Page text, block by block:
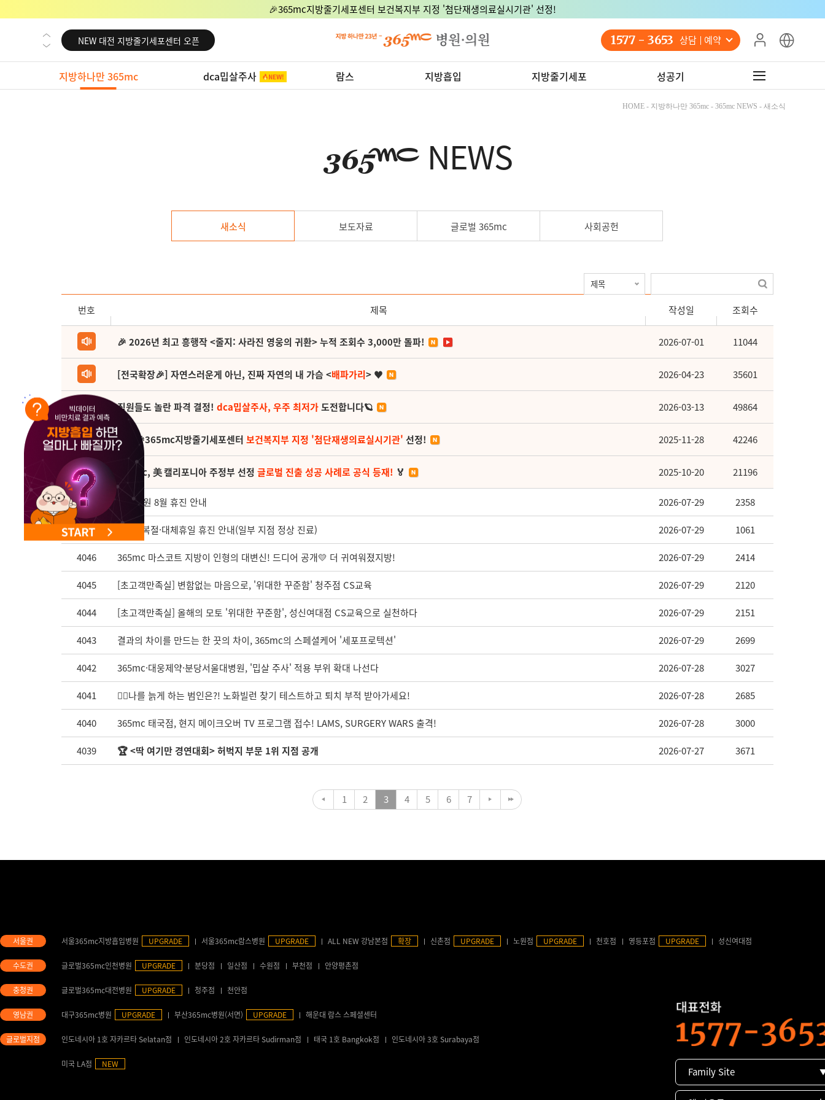
🎉365mc지방줄기세포센터 보건복지부 지정 '첨단재생의료실시기관' 선정!
NEW 교대 지방줄기세포센터 오픈
NEW 대전 지방줄기세포센터 오픈
NEW 노원 지방줄기세포센터 오픈
NEW 미국 LA점 오픈
NEW 미국 LA점 오픈
1577 - 3653 상담 예약
지방하나만 365mc dca밉살주사 람스 지방흡입 지방줄기세포 성공기
HOME - 지방하나만 365mc - 365mc NEWS - 새소식
NEWS
새소식 보도자료 글로벌 365mc 사회공헌
번호 제목 작성일 조회수
🎉 2026년 최고 흥행작 <줄지: 사라진 영웅의 귀환> 누적 조회수 3,000만 돌파! 2026-07-01 11044
[전국확장🎉] 자연스러운게 아닌, 진짜 자연의 내 가슴 <배파가리> ♥ 2026-04-23 35601
직원들도 놀란 파격 결정! dca밉살주사, 우주 최저가도전합니다🪐 2026-03-13 49864
(축) 🎉365mc지방줄기세포센터 보건복지부 지정 '첨단재생의료실시기관' 선정! 2025-11-28 42246
365mc, 美 캘리포니아 주정부 선정 글로벌 진출 성공 사례로 공식 등재! 🏅 2025-10-20 21196
4048 대구병원 8월 휴진 안내 2026-07-29 2358
4047 8월 광복절·대체휴일 휴진 안내(일부 지점 정상 진료) 2026-07-29 1061
4046 365mc 마스코트 지방이 인형의 대변신! 드디어 공개💛 더 귀여워졌지방! 2026-07-29 2414
4045 [초고객만족실] 변함없는 마음으로, '위대한 꾸준함' 청주점 CS교육 2026-07-29 2120
4044 [초고객만족실] 올해의 모토 '위대한 꾸준함', 성신여대점 CS교육으로 실천하다 2026-07-29 2151
4043 결과의 차이를 만드는 한 끗의 차이, 365mc의 스페셜케어 '세포프로텍션' 2026-07-29 2699
4042 365mc·대웅제약·분당서울대병원, '밉살 주사' 적용 부위 확대 나선다 2026-07-28 3027
4041 🦹‍♀️나를 늙게 하는 범인은?! 노화빌런 찾기 테스트하고 퇴치 부적 받아가세요! 2026-07-28 2685
4040 365mc 태국점, 현지 메이크오버 TV 프로그램 접수! LAMS, SURGERY WARS 출격! 2026-07-28 3000
4039 🏆 <딱 여기만 경연대회> 허벅지 부문 1위 지점 공개 2026-07-27 3671
1 2 3 4 5 6 7
서울365mc지방흡입병원 UPGRADE 서울365mc람스병원 UPGRADE ALL NEW 강남본점 확장 신촌점 UPGRADE 노원점 UPGRADE 천호점 영등포점 UPGRADE 성신여대점
글로벌365mc인천병원 UPGRADE 분당점 일산점 수원점 부천점 안양평촌점
글로벌365mc대전병원 UPGRADE 청주점 천안점
대구365mc병원 UPGRADE 부산365mc병원(서면) UPGRADE 해운대 람스 스페셜센터
인도네시아 1호 자카르타 Selatan점 인도네시아 2호 자카르타 Sudirman점 태국 1호 Bangkok점 인도네시아 3호 Surabaya점
미국 LA점 NEW
Family Site